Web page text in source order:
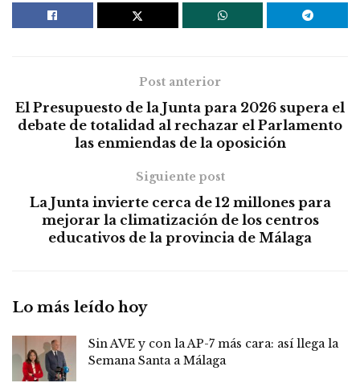
Post anterior
El Presupuesto de la Junta para 2026 supera el
debate de totalidad al rechazar el Parlamento
las enmiendas de la oposición
Siguiente post
La Junta invierte cerca de 12 millones para
mejorar la climatización de los centros
educativos de la provincia de Málaga
Lo más leído hoy
Sin AVE y con la AP-7 más cara: así llega la
Semana Santa a Málaga